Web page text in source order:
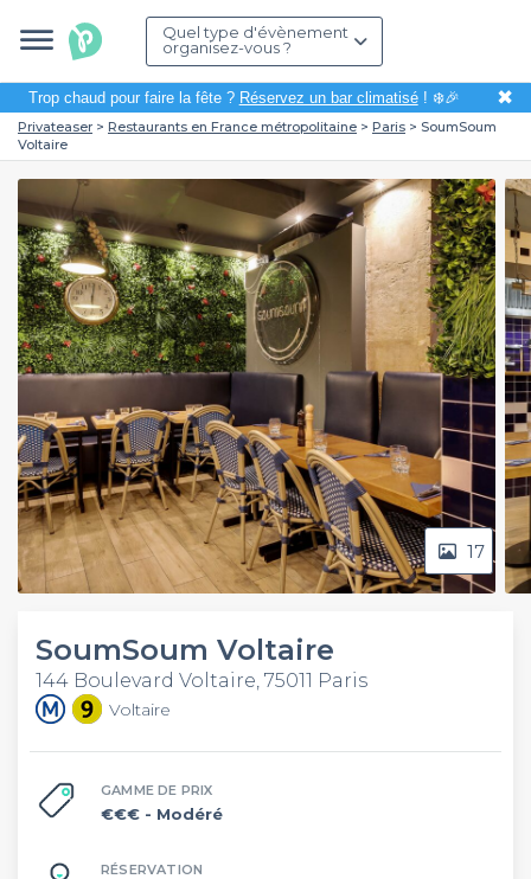
Quel type d'évènement
organisez-vous ?
Trop chaud pour faire la fête ? Réservez un bar climatisé! ❄️🎉 ✖
Privateaser Restaurants en France métropolitaine Paris
SoumSoum
Voltaire
17
SoumSoum Voltaire
144 Boulevard Voltaire, 75011 Paris
Voltaire
GAMME DE PRIX
€€€ - Modéré
RÉSERVATION